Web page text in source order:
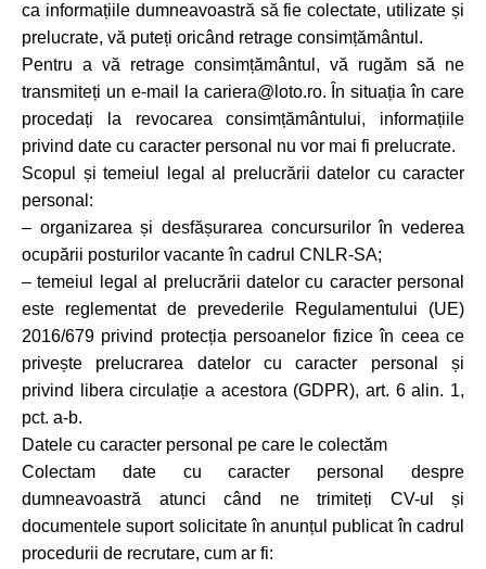
ca informațiile dumneavoastră să fie colectate, utilizate și
prelucrate, vă puteți oricând retrage consimțământul.
Pentru a vă retrage consimțământul, vă rugăm să ne
transmiteți un e-mail la cariera@loto.ro. În situația în care
procedați la revocarea consimțământului, informațiile
privind date cu caracter personal nu vor mai fi prelucrate.
Scopul și temeiul legal al prelucrării datelor cu caracter
personal:
– organizarea și desfășurarea concursurilor în vederea
ocupării posturilor vacante în cadrul CNLR-SA;
– temeiul legal al prelucrării datelor cu caracter personal
este reglementat de prevederile Regulamentului (UE)
2016/679 privind protecția persoanelor fizice în ceea ce
privește prelucrarea datelor cu caracter personal și
privind libera circulație a acestora (GDPR), art. 6 alin. 1,
pct. a-b.
Datele cu caracter personal pe care le colectăm
Colectam date cu caracter personal despre
dumneavoastră atunci când ne trimiteți CV-ul și
documentele suport solicitate în anunțul publicat în cadrul
procedurii de recrutare, cum ar fi: